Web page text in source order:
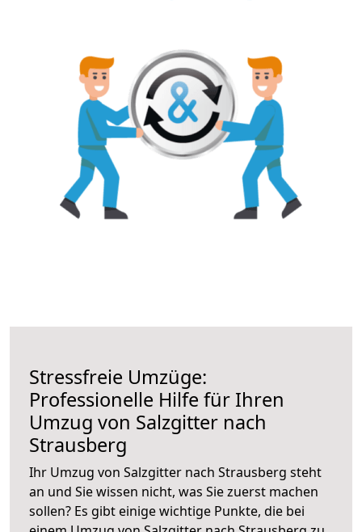
Stressfreie Umzüge:
Professionelle Hilfe für Ihren
Umzug von Salzgitter nach
Strausberg
Ihr Umzug von Salzgitter nach Strausberg steht
an und Sie wissen nicht, was Sie zuerst machen
sollen? Es gibt einige wichtige Punkte, die bei